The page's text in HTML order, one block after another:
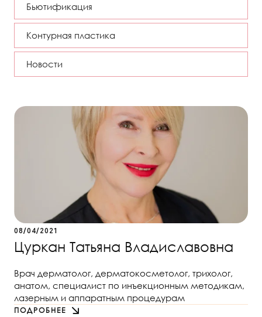
Бьютификация
Контурная пластика
Новости
08/04/2021
Цуркан Татьяна Владиславовна
Врач дерматолог, дерматокосметолог, трихолог,
анатом, специалист по инъекционным методикам,
лазерным и аппаратным процедурам
ПОДРОБНЕЕ